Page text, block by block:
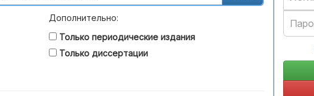
Дополнительно:
Только периодические издания
Только диссертации